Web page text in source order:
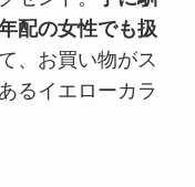
配の女性でも扱
、お買い物がス
るイエローカラ